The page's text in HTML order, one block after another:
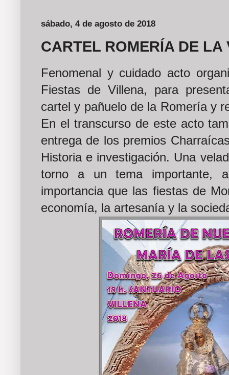
sábado, 4 de agosto de 2018
CARTEL ROMERÍA DE LA
Fenomenal y cuidado acto
Fiestas de Villena, para
cartel y pañuelo de la Romería y
En el transcurso de este acto
entrega de los premios
Historia e investigación. Una
torno a un tema importante,
importancia que las fiestas de
economía, la artesanía y la